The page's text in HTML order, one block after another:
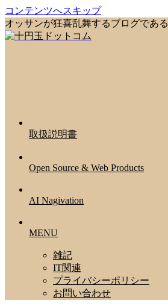
コンテンツへスキップ
オッサンが狂喜乱舞するブログである
取扱説明書
Open Source & Web Products
AI Nagivation
MENU
雑記
IT関連
プライバシーポリシー
お問い合わせ